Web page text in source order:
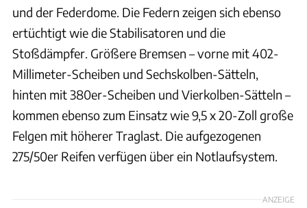
und der Federdome. Die Federn zeigen sich ebenso
ertüchtigt wie die Stabilisatoren und die
Stoßdämpfer. Größere Bremsen – vorne mit 402-
Millimeter-Scheiben und Sechskolben-Sätteln,
hinten mit 380er-Scheiben und Vierkolben-Sätteln –
kommen ebenso zum Einsatz wie 9,5 x 20-Zoll große
Felgen mit höherer Traglast. Die aufgezogenen
275/50er Reifen verfügen über ein Notlaufsystem.
ANZEIGE